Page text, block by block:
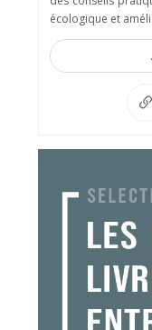
écologique et